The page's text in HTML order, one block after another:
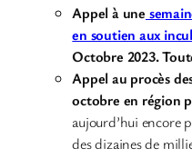
Appel à une
en soutien aux
Octobre 2023.
Appel au procès
octobre en région
aujourd’hui encore
des dizaines de